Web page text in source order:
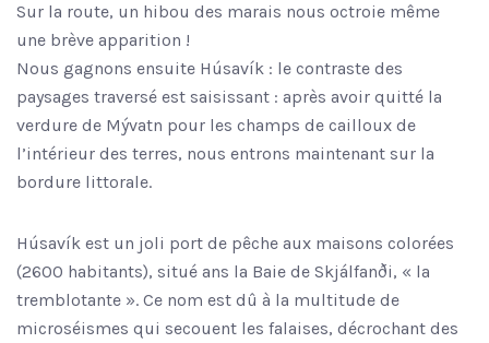
Sur la route, un hibou des marais nous octroie même
une brève apparition !
Nous gagnons ensuite Húsavík : le contraste des
paysages traversé est saisissant : après avoir quitté la
verdure de Mývatn pour les champs de cailloux de
l’intérieur des terres, nous entrons maintenant sur la
bordure littorale.
Húsavík est un joli port de pêche aux maisons colorées
(2600 habitants), situé ans la Baie de Skjálfanði, « la
tremblotante ». Ce nom est dû à la multitude de
microséismes qui secouent les falaises, décrochant des